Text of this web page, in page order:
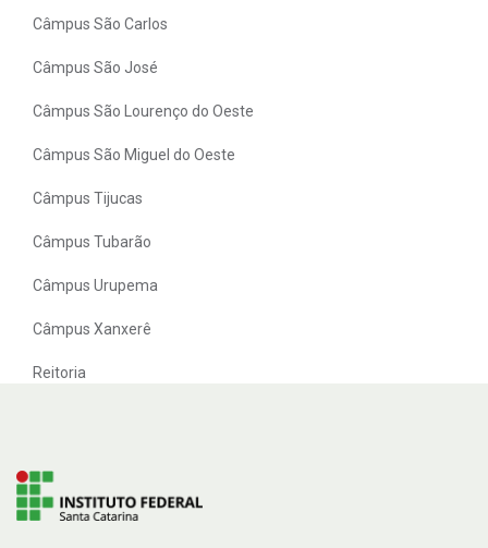
Câmpus São Carlos
Câmpus São José
Câmpus São Lourenço do Oeste
Câmpus São Miguel do Oeste
Câmpus Tijucas
Câmpus Tubarão
Câmpus Urupema
Câmpus Xanxerê
Reitoria